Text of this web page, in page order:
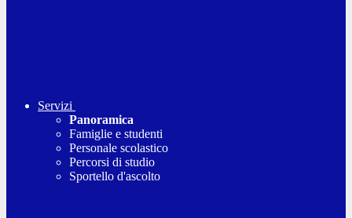
Servizi
Panoramica
Famiglie e studenti
Personale scolastico
Percorsi di studio
Sportello d'ascolto